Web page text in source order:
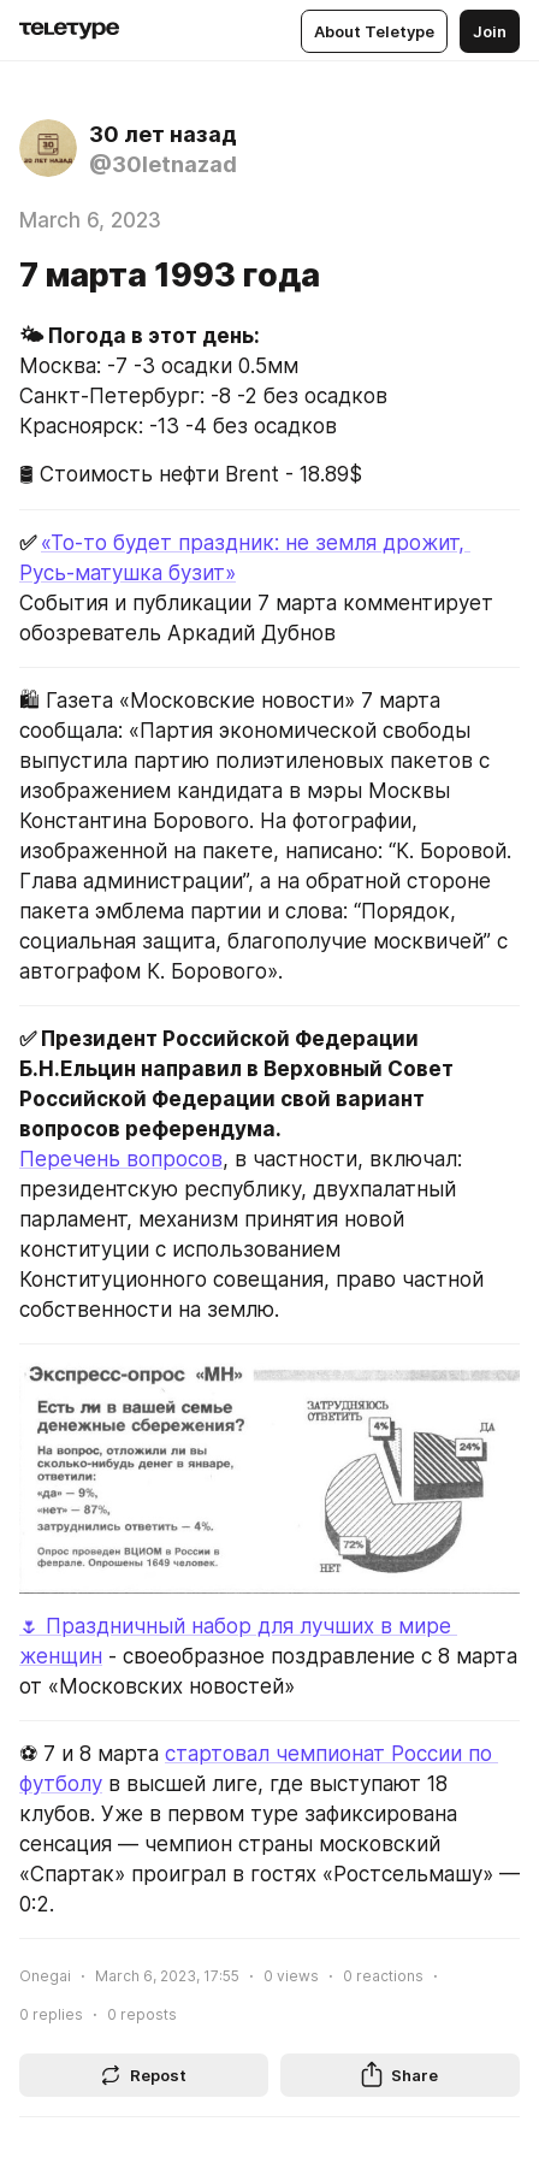
About Teletype Join
30 лет назад
@30letnazad
March 6, 2023
7 марта 1993 года
Москва: -7 -3 осадки 0.5мм
Санкт-Петербург: -8 -2 без осадков
Красноярск: -13 -4 без осадков
🛢 Стоимость нефти Brent - 18.89$
✅ «То-то будет праздник: не земля дрожит,
Русь-матушка бузит»
События и публикации 7 марта комментирует
обозреватель Аркадий Дубнов
🛍 Газета «Московские новости» 7 марта
сообщала: «Партия экономической свободы
выпустила партию полиэтиленовых пакетов с
изображением кандидата в мэры Москвы
Константина Борового. На фотографии,
изображенной на пакете, написано: “К. Боровой.
Глава администрации”, а на обратной стороне
пакета эмблема партии и слова: “Порядок,
социальная защита, благополучие москвичей” с
автографом К. Борового».
✅ Президент Российской Федерации
Б.Н.Ельцин направил в Верховный Совет
Российской Федерации свой вариант
Перечень вопросов, в частности, включал:
президентскую республику, двухпалатный
парламент, механизм принятия новой
конституции с использованием
Конституционного совещания, право частной
собственности на землю.
🌷 Праздничный набор для лучших в мире
женщин - своеобразное поздравление с 8 марта
от «Московских новостей»
⚽️ 7 и 8 марта стартовал чемпионат России по
футболу в высшей лиге, где выступают 18
клубов. Уже в первом туре зафиксирована
сенсация — чемпион страны московский
«Спартак» проиграл в гостях «Ростсельмашу» —
0:2.
Onegai March 6, 2023, 17:55 0 views 0 reactions
0 replies 0 reposts
Repost Share